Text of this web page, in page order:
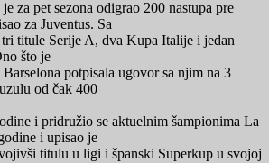
za pet sezona odigrao 200 nastupa pre
za Juventus. Sa
titule Serije A, dva Kupa Italije i jedan
što je
Barselona potpisala ugovor sa njim na 3
od čak 400
i pridružio se aktuelnim šampionima La
i upisao je
titulu u ligi i španski Superkup u svojoj